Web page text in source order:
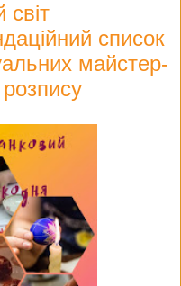
список
майстер-
розпису